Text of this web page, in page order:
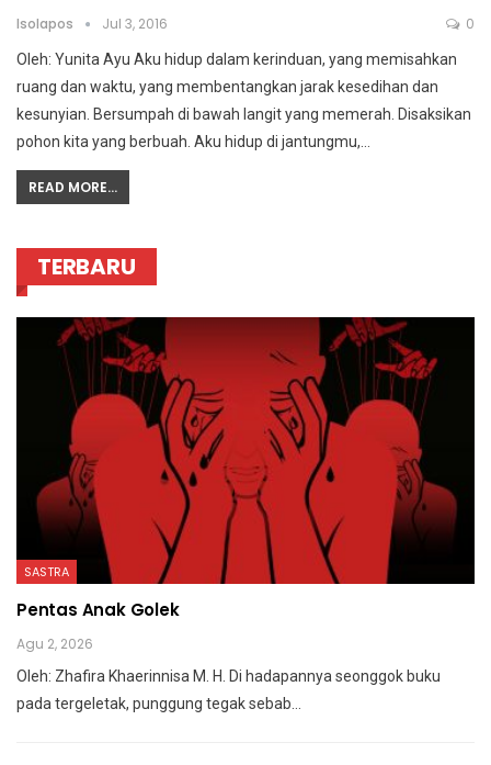
Isolapos Jul 3, 2016 0
Oleh: Yunita Ayu Aku hidup dalam kerinduan, yang memisahkan
ruang dan waktu, yang membentangkan jarak kesedihan dan
kesunyian. Bersumpah di bawah langit yang memerah. Disaksikan
pohon kita yang berbuah. Aku hidup di jantungmu,…
READ MORE...
TERBARU
SASTRA
Pentas Anak Golek
Agu 2, 2026
Oleh: Zhafira Khaerinnisa M. H.
Di hadapannya seonggok buku
pada tergeletak, punggung tegaksebab